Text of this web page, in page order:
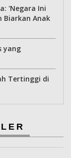
'Negara Ini
Biarkan Anak
yang
Tertinggi di